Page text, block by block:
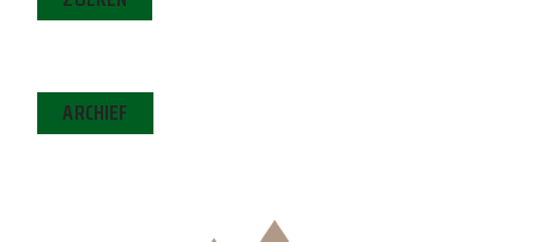
ARCHIEF